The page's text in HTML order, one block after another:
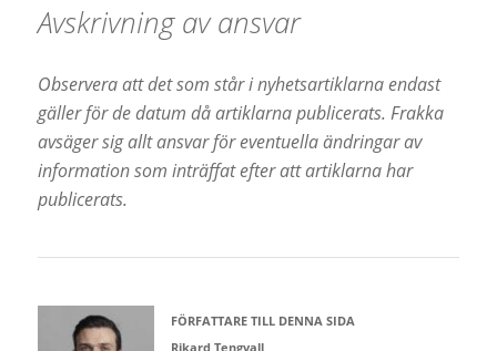
Avskrivning av ansvar
Observera att det som står i nyhetsartiklarna endast
gäller för de datum då artiklarna publicerats. Frakka
avsäger sig allt ansvar för eventuella ändringar av
information som inträffat efter att artiklarna har
publicerats.
FÖRFATTARE TILL DENNA SIDA
Rikard Tengvall